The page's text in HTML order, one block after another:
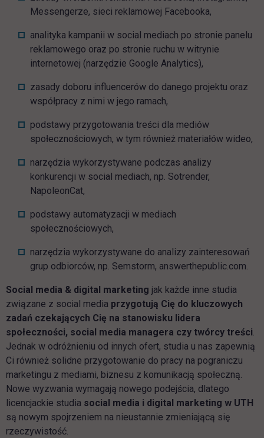
Messengerze, sieci reklamowej Facebooka,
analityka kampanii w social mediach po stronie panelu
reklamowego oraz po stronie ruchu w witrynie
internetowej (narzędzie Google Analytics),
zasady doboru influencerów do danego projektu oraz
współpracy z nimi w jego ramach,
podstawy przygotowania treści dla mediów
społecznościowych, w tym również materiałów wideo,
narzędzia wykorzystywane podczas analizy
konkurencji w social mediach, np. Sotrender,
NapoleonCat,
podstawy automatyzacji w mediach
społecznościowych,
narzędzia wykorzystywane do analizy zainteresowań
grup odbiorców, np. Semstorm, answerthepublic.com.
Social media & digital marketing jak każde inne studia
związane z social media przygotują Cię do kluczowych
zadań czekających Cię na stanowisku lidera
społeczności, social media managera czy twórcy treści.
Jednak w odróżnieniu od innych ofert, studia u nas zapewnią
Ci również solidne przygotowanie do pracy na pograniczu
marketingu z mediami, biznesu z komunikacją społeczną.
Nowe wyzwania wymagają nowego podejścia, dlatego
licencjackie studia social media i digital marketing w UTH
są nowym spojrzeniem na nieustannie zmieniającą się
rzeczywistość.